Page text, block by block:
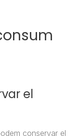
el
conservar el